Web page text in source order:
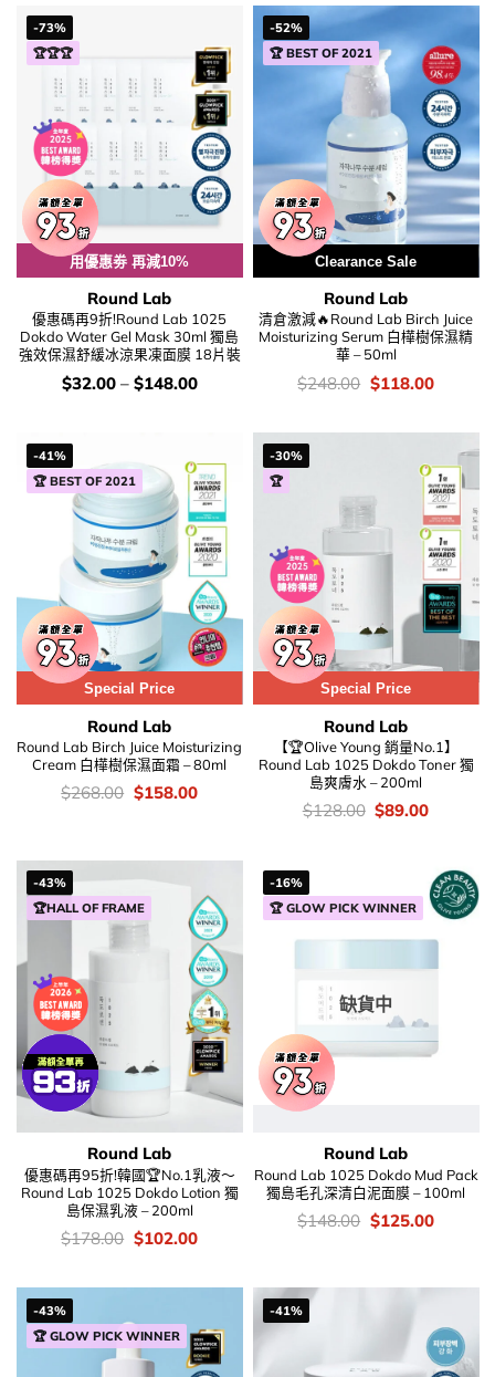
-73%
🏆🏆🏆
用優惠劵 再減10%
Round Lab
優惠碼再9折!Round Lab 1025
Dokdo Water Gel Mask 30ml 獨島
強效保濕舒緩冰涼果凍面膜 18片裝
價
錢：
$32.00– $148.00
-52%
🏆 BEST OF 2021
Clearance Sale
Round Lab
清倉激減🔥Round Lab Birch Juice
Moisturizing Serum 白樺樹保濕精
華 – 50ml
價
錢：
$248.00 Original
price
$248.00.
$118.00Current
-41%
🏆 BEST OF 2021
Special Price
Round Lab
Round Lab Birch Juice Moisturizing
Cream 白樺樹保濕面霜 – 80ml
價
$268.00 Original
$158.00Current
-30%
🏆
Special Price
Round Lab
【🏆Olive Young 銷量No.1】
Round Lab 1025 Dokdo Toner 獨
島爽膚水 – 200ml
價
$128.00 Original
$89.00Current
-43%
🏆HALL OF FRAME
Round Lab
優惠碼再95折!韓國🏆No.1乳液～
Round Lab 1025 Dokdo Lotion 獨
島保濕乳液 – 200ml
價
錢：
$178.00 Original
price
$178.00.
$102.00Current
$102.00.
-16%
🏆 GLOW PICK WINNER
缺貨中
Round Lab
Round Lab 1025 Dokdo Mud Pack
獨島毛孔深清白泥面膜 – 100ml
價
錢：
$148.00 Original
price
$125.00Current
-43%
🏆 GLOW PICK WINNER
-41%